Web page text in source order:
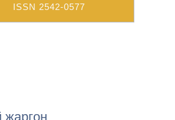
ISSN 2542-0577